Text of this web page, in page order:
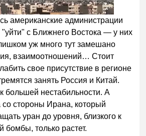
американские администрации
с Ближнего Востока — у них
уж много тут замешано
взаимоотношений… Стоит
свое присутствие в регионе
занять Россия и Китай.
большей нестабильности. А
со стороны Ирана, который
уран до уровня, близкого к
бомбы, только растет.